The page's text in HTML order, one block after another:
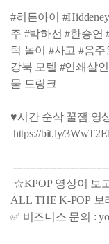
#히든아이
주 #박하선 #한승연
턱 놀이 #사고 #음
강북 모텔 #연쇄살
물 드링크
♥시간 순삭 꿀잼 영
https://bit.ly/3WwT2El
☆KPOP 영상이 보
ALL THE K-POP 보
✅ 비즈니스 문의 :